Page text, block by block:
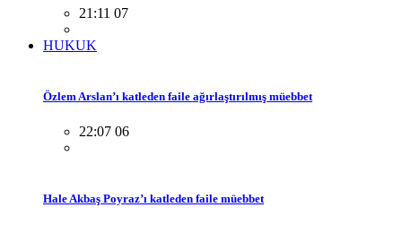
21:11 07
HUKUK
Özlem Arslan’ı katleden faile ağırlaştırılmış müebbet
22:07 06
Hale Akbaş Poyraz’ı katleden faile müebbet